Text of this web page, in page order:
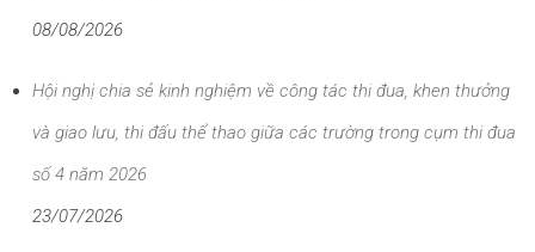
08/08/2026
Hội nghị chia sẻ kinh nghiệm về công tác thi đua, khen thưởng
và giao lưu, thi đấu thể thao giữa các trường trong cụm thi đua
số 4 năm 2026
23/07/2026